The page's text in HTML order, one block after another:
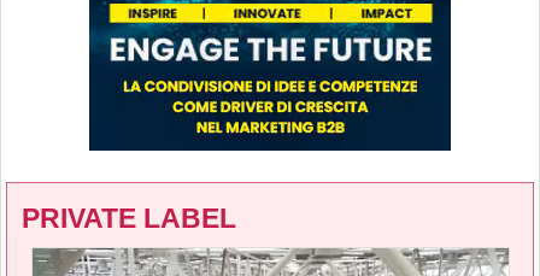
PRIVATE LABEL